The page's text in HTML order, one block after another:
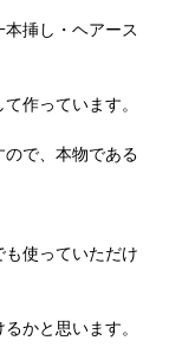
挿し・ヘアース
作っています。
で、本物である
使っていただけ
かと思います。